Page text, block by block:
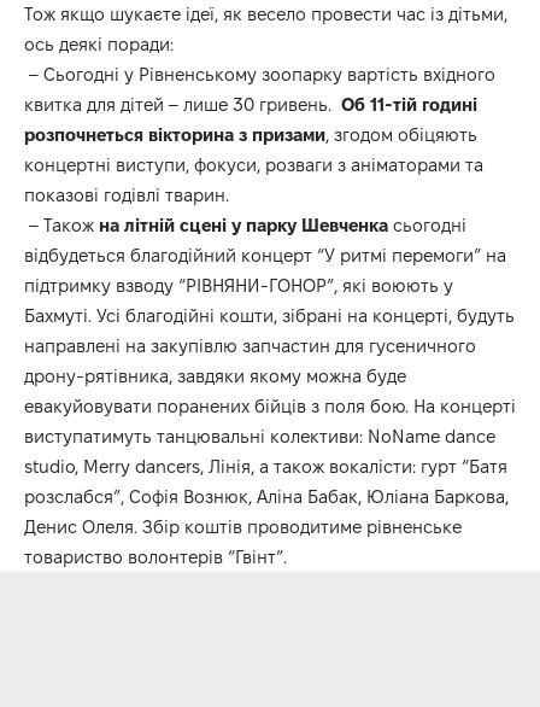
Тож якщо шукаєте ідеї, як весело провести час із дітьми,
ось деякі поради:
– Сьогодні у Рівненському зоопарку вартість вхідного
квитка для дітей – лише 30 гривень. Об 11-тій годині
розпочнеться вікторина з призами, згодом обіцяють
концертні виступи, фокуси, розваги з аніматорами та
показові годівлі тварин.
– Також на літній сцені у парку Шевченка сьогодні
відбудеться благодійний концерт “У ритмі перемоги” на
підтримку взводу “РІВНЯНИ-ГОНОР”, які воюють у
Бахмуті. Усі благодійні кошти, зібрані на концерті, будуть
направлені на закупівлю запчастин для гусеничного
дрону-рятівника, завдяки якому можна буде
евакуйовувати поранених бійців з поля бою. На концерті
виступатимуть танцювальні колективи: NoName dance
studio, Merry dancers, Лінія, а також вокалісти: гурт “Батя
розслабся”, Софія Вознюк, Аліна Бабак, Юліана Баркова,
Денис Олеля. Збір коштів проводитиме рівненське
товариство волонтерів “Гвінт”.